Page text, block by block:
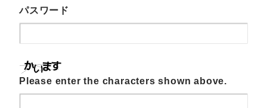
パスワード
Please enter the characters shown above.